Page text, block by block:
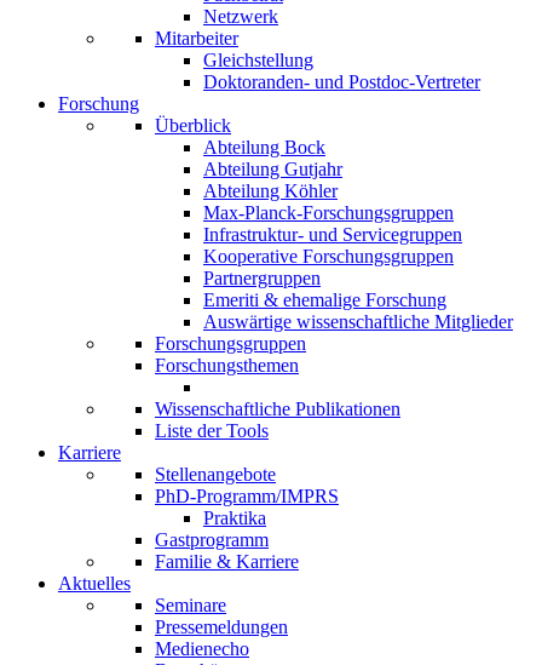
Netzwerk
Mitarbeiter
Gleichstellung
Doktoranden- und Postdoc-Vertreter
Forschung
Überblick
Abteilung Bock
Abteilung Gutjahr
Abteilung Köhler
Max-Planck-Forschungsgruppen
Infrastruktur- und Servicegruppen
Kooperative Forschungsgruppen
Partnergruppen
Emeriti & ehemalige Forschung
Auswärtige wissenschaftliche Mitglieder
Forschungsgruppen
Forschungsthemen
Wissenschaftliche Publikationen
Liste der Tools
Karriere
Stellenangebote
PhD-Programm/IMPRS
Praktika
Gastprogramm
Familie & Karriere
Aktuelles
Seminare
Pressemeldungen
Medienecho